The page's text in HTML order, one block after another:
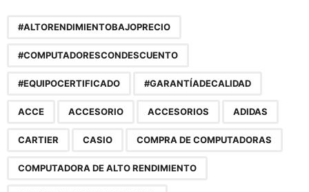
#ALTORENDIMIENTOBAJOPRECIO
#COMPUTADORESCONDESCUENTO
#EQUIPOCERTIFICADO #GARANTÍADECALIDAD
ACCE ACCESORIO ACCESORIOS ADIDAS
CARTIER CASIO COMPRA DE COMPUTADORAS
COMPUTADORA DE ALTO RENDIMIENTO